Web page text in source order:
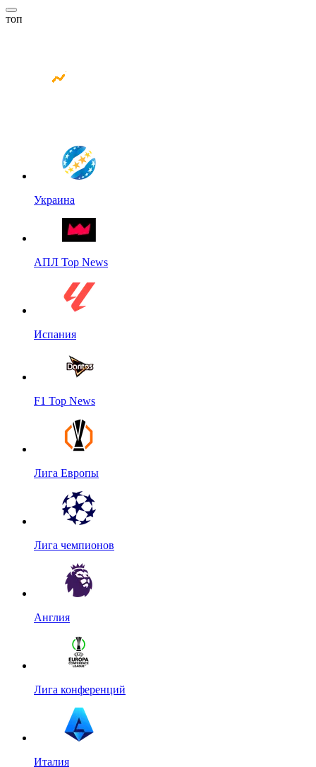
топ
Украина
АПЛ Top News
Испания
F1 Top News
Лига Европы
Лига чемпионов
Англия
Лига конференций
Италия